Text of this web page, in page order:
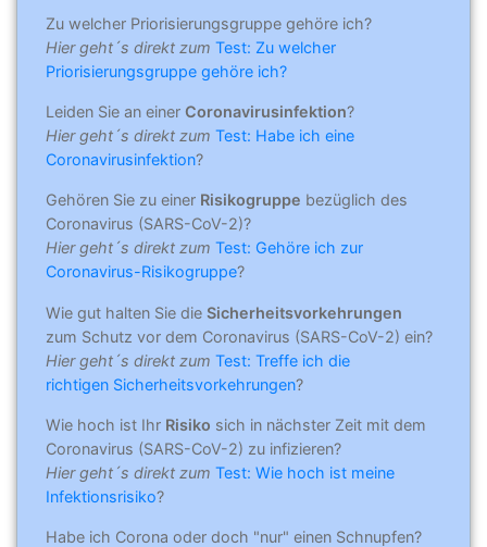
Zu welcher Priorisierungsgruppe gehöre ich?
Hier geht´s direkt zum Test: Zu welcher
Priorisierungsgruppe gehöre ich?
Leiden Sie an einer Coronavirusinfektion?
Hier geht´s direkt zum Test: Habe ich eine
Coronavirusinfektion?
Gehören Sie zu einer Risikogruppe bezüglich des
Coronavirus (SARS-CoV-2)?
Hier geht´s direkt zum Test: Gehöre ich zur
Coronavirus-Risikogruppe?
Wie gut halten Sie die Sicherheitsvorkehrungen
zum Schutz vor dem Coronavirus (SARS-CoV-2) ein?
Hier geht´s direkt zum Test: Treffe ich die
richtigen Sicherheitsvorkehrungen?
Wie hoch ist Ihr Risiko sich in nächster Zeit mit dem
Coronavirus (SARS-CoV-2) zu infizieren?
Hier geht´s direkt zum Test: Wie hoch ist meine
Infektionsrisiko?
Habe ich Corona oder doch "nur" einen Schnupfen?